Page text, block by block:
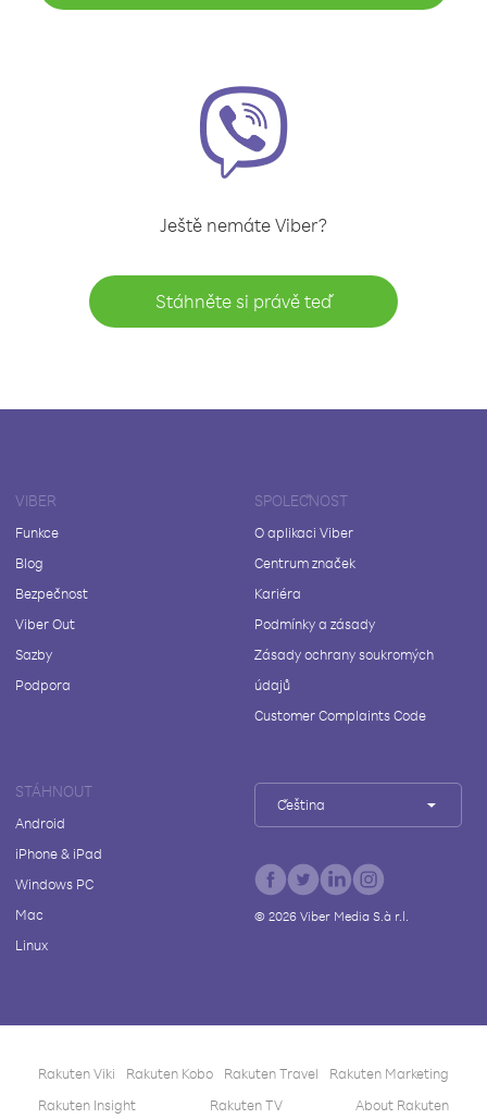
Ještě nemáte Viber?
Stáhněte si právě teď
VIBER
Funkce
Blog
Bezpečnost
Viber Out
Sazby
Podpora
SPOLEČNOST
O aplikaci Viber
Centrum značek
Kariéra
Podmínky a zásady
Zásady ochrany soukromých
údajů
Customer Complaints Code
STÁHNOUT
Android
iPhone & iPad
Windows PC
Mac
Linux
Čeština
© 2026Viber Media S.à r.l.
Rakuten Viki Rakuten Kobo Rakuten Travel
Rakuten Marketing
Rakuten Insight
Rakuten TV About Rakuten